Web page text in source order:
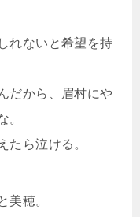
れないと希望を持
だから、眉村にや
。
たら泣ける。
美穂。